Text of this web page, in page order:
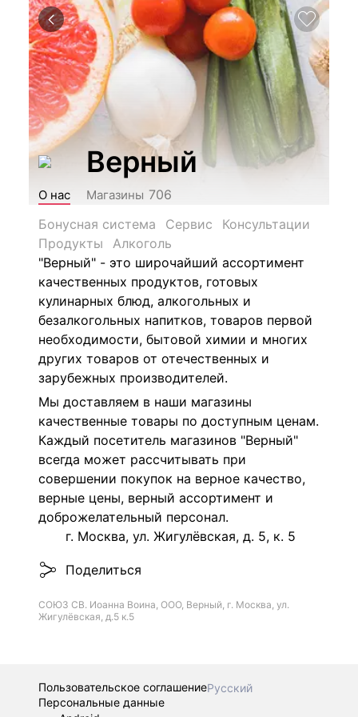
Верный
О нас Магазины 706
Бонусная система
Сервис
Консультации
Продукты
Алкоголь
"Верный" - это широчайший ассортимент
качественных продуктов, готовых
кулинарных блюд, алкогольных и
безалкогольных напитков, товаров первой
необходимости, бытовой химии и многих
других товаров от отечественных и
зарубежных производителей.
Мы доставляем в наши магазины
качественные товары по доступным ценам.
Каждый посетитель магазинов "Верный"
всегда может рассчитывать при
совершении покупок на верное качество,
верные цены, верный ассортимент и
доброжелательный персонал.
г. Москва, ул. Жигулёвская, д. 5, к. 5
Поделиться
СОЮЗ СВ. Иоанна Воина, ООО, Верный, г. Москва, ул.
Жигулёвская, д.5 к.5
Пользовательское соглашениеРусский
Персональные данные